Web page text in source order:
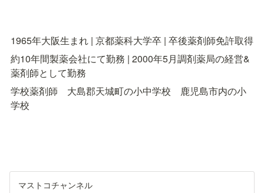
1965年大阪生まれ | 京都薬科大学卒 | 卒後薬剤師免許取得
約10年間製薬会社にて勤務 | 2000年5月調剤薬局の経営&
薬剤師として勤務
学校薬剤師　大島郡天城町の小中学校　鹿児島市内の小
学校
マストコチャンネル